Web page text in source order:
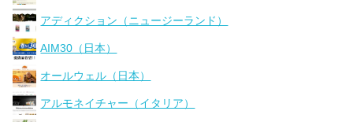
アディクション（ニュージーランド）
AIM30（日本）
オールウェル（日本）
アルモネイチャー（イタリア）